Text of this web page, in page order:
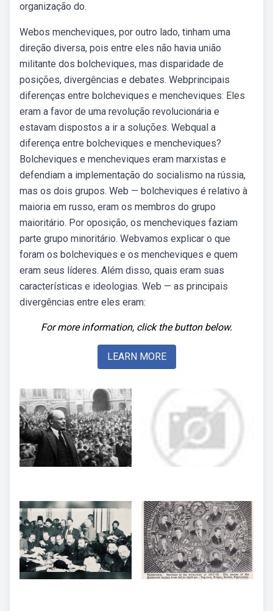
organização do.
Webos mencheviques, por outro lado, tinham uma
direção diversa, pois entre eles não havia união
militante dos bolcheviques, mas disparidade de
posições, divergências e debates. Webprincipais
diferenças entre bolcheviques e mencheviques: Eles
eram a favor de uma revolução revolucionária e
estavam dispostos a ir a soluções. Webqual a
diferença entre bolcheviques e mencheviques?
Bolcheviques e mencheviques eram marxistas e
defendiam a implementação do socialismo na rússia,
mas os dois grupos. Web — bolcheviques é relativo à
maioria em russo, eram os membros do grupo
maioritário. Por oposição, os mencheviques faziam
parte grupo minoritário. Webvamos explicar o que
foram os bolcheviques e os mencheviques e quem
eram seus líderes. Além disso, quais eram suas
características e ideologias. Web — as principais
divergências entre eles eram:
For more information, click the button below.
LEARN MORE